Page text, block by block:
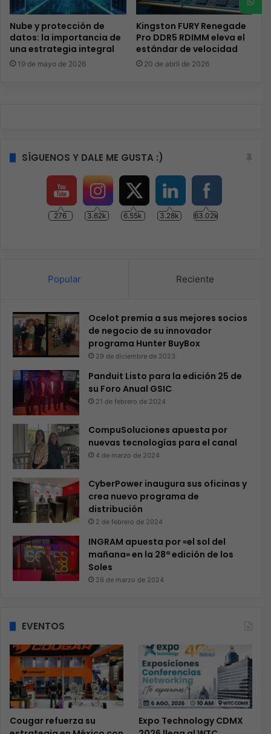
Nube y protección de
datos: la importancia de
una estrategia integral
19 de mayo de 2026
Kingston FURY Renegade
Pro DDR5 RDIMM eleva el
estándar de velocidad
20 de abril de 2026
SÍGUENOS Y DALE ME GUSTA :)
276 3.62k 6.55k 3.28k 63.02k
Popular Reciente
Ocelot premia a sus mejores socios
de negocio de su innovador
programa Hunter BuyBox
29 de diciembre de 2023
Panduit Listo para la edición 25 de
su Foro Anual GSIC
21 de febrero de 2024
CompuSoluciones apuesta por
nuevas tecnologías para el canal
4 de marzo de 2024
CyberPower inaugura sus oficinas y
crea nuevo programa de
distribución
2 de febrero de 2024
INGRAM apuesta por «el sol del
mañana» en la 28ª edición de los
Soles
26 de marzo de 2024
EVENTOS
Cougar refuerza su
Expo Technology CDMX